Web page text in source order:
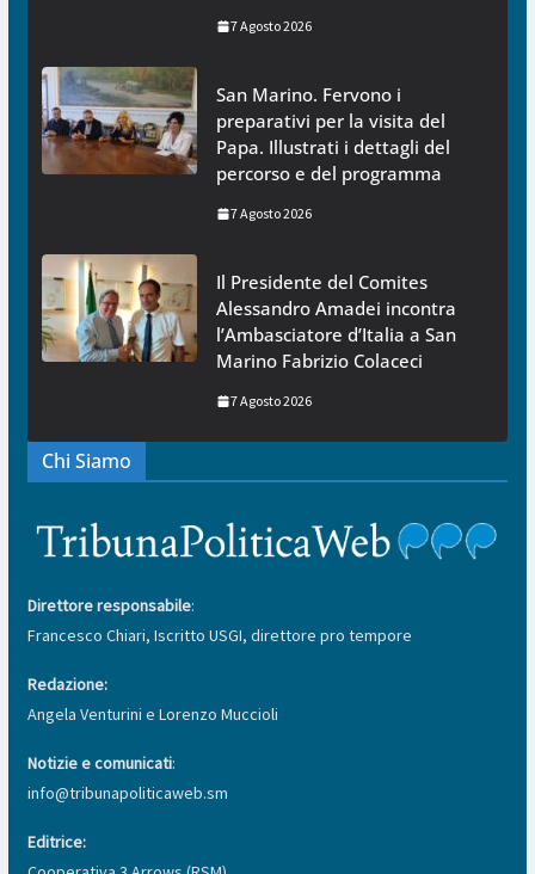
7 Agosto 2026
San Marino. Fervono i
preparativi per la visita del
Papa. Illustrati i dettagli del
percorso e del programma
7 Agosto 2026
Il Presidente del Comites
Alessandro Amadei incontra
l’Ambasciatore d’Italia a San
Marino Fabrizio Colaceci
7 Agosto 2026
Chi Siamo
Direttore responsabile:
Francesco Chiari, Iscritto USGI, direttore pro tempore
Redazione:
Angela Venturini e Lorenzo Muccioli
Notizie e comunicati:
info@tribunapoliticaweb.sm
Editrice: